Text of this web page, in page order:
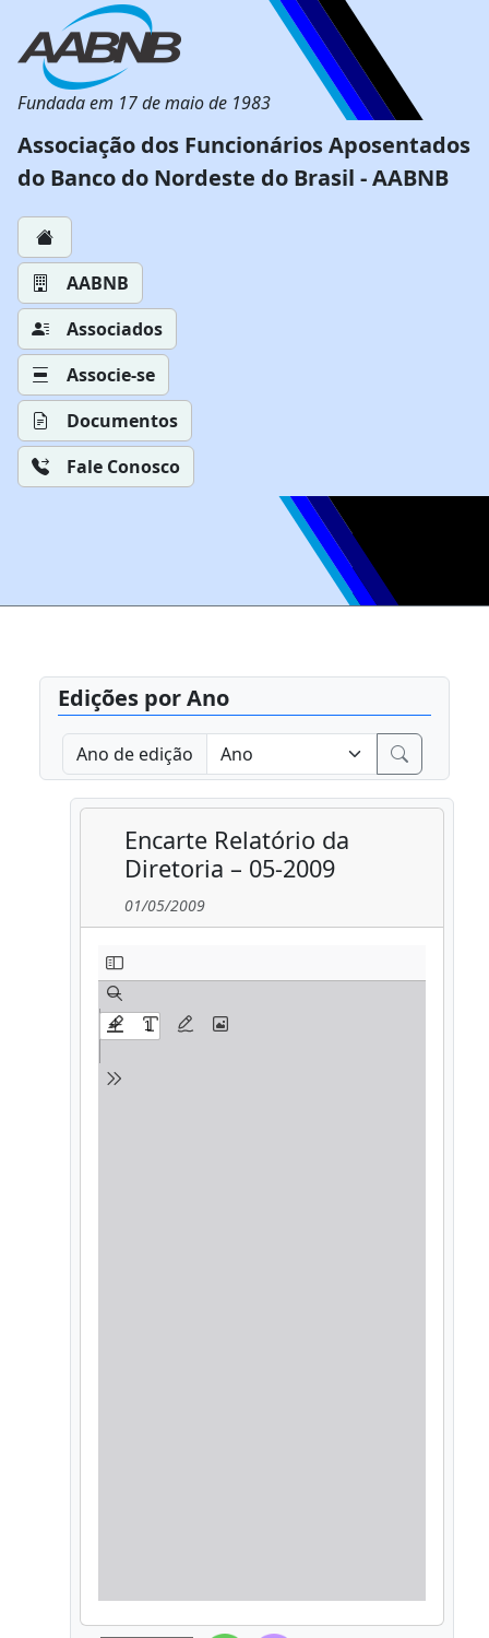
Fundada em 17 de maio de 1983
Associação dos Funcionários Aposentados
do Banco do Nordeste do Brasil - AABNB
AABNB
Associados
Associe-se
Documentos
Fale Conosco
Edições por Ano
Ano de edição
Encarte Relatório da
Diretoria – 05-2009
01/05/2009